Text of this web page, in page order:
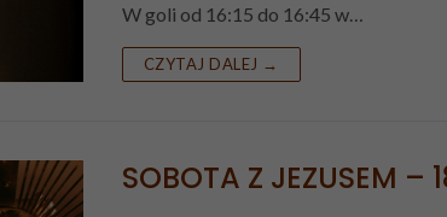
W goli od 16:15 do 16:45 w…
CZYTAJ DALEJ →
SOBOTA Z JEZUSEM –